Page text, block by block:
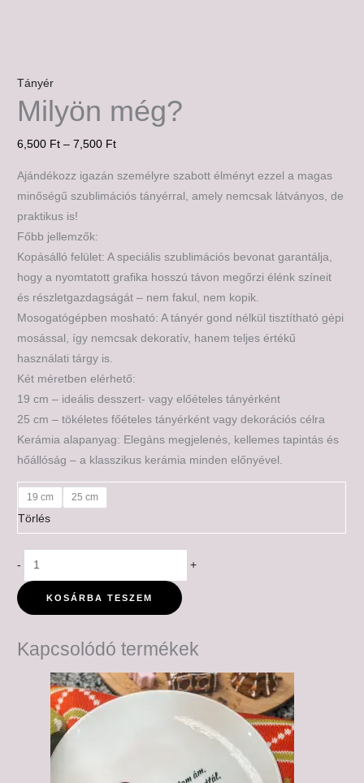
Tányér
Milyön még?
6,500 Ft – 7,500 Ft
Ajándékozz igazán személyre szabott élményt ezzel a magas
minőségű szublimációs tányérral, amely nemcsak látványos, de
praktikus is!
Főbb jellemzők:
Kopásálló felület: A speciális szublimációs bevonat garantálja,
hogy a nyomtatott grafika hosszú távon megőrzi élénk színeit
és részletgazdagságát – nem fakul, nem kopik.
Mosogatógépben mosható: A tányér gond nélkül tisztítható gépi
mosással, így nemcsak dekoratív, hanem teljes értékű
használati tárgy is.
Két méretben elérhető:
19 cm – ideális desszert- vagy előételes tányérként
25 cm – tökéletes főételes tányérként vagy dekorációs célra
Kerámia alapanyag: Elegáns megjelenés, kellemes tapintás és
hőállóság – a klasszikus kerámia minden előnyével.
19 cm 25 cm
Törlés
- +
KOSÁRBA TESZEM
Kapcsolódó termékek
6,500 Ft
-